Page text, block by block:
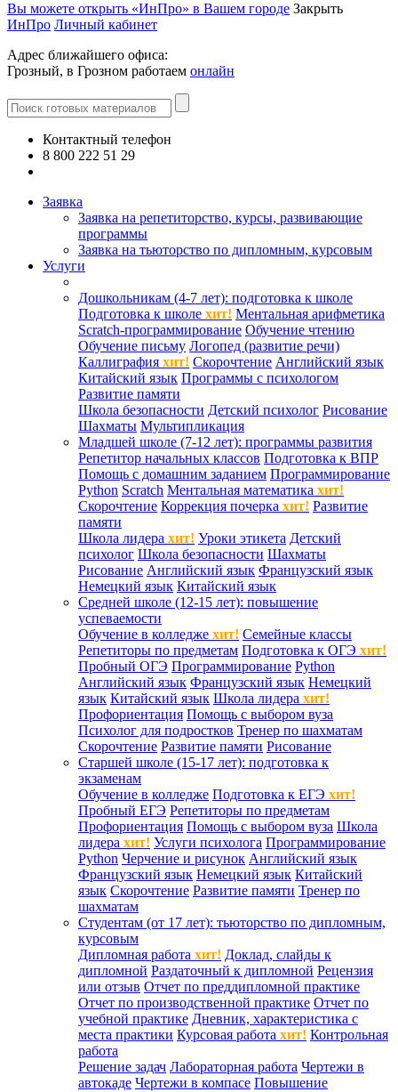
Вы можете открыть «ИнПро» в Вашем городе Закрыть
ИнПро Личный кабинет
Адрес ближайшего офиса:
Грозный, в Грозном работаем онлайн
Контактный телефон
8 800 222 51 29
Заявка
Заявка на репетиторство, курсы, развивающие
программы
Заявка на тьюторство по дипломным, курсовым
Услуги
Дошкольникам (4-7 лет): подготовка к школе
Подготовка к школе хит! Ментальная арифметика
Scratch-программирование Обучение чтению
Обучение письму Логопед (развитие речи)
Каллиграфия хит! Скорочтение Английский язык
Китайский язык Программы с психологом
Развитие памяти
Школа безопасности Детский психолог Рисование
Шахматы Мультипликация
Младшей школе (7-12 лет): программы развития
Репетитор начальных классов Подготовка к ВПР
Помощь с домашним заданием Программирование
Python Scratch Ментальная математика хит!
Скорочтение Коррекция почерка хит! Развитие
памяти
Школа лидера хит! Уроки этикета Детский
психолог Школа безопасности Шахматы
Рисование Английский язык Французский язык
Немецкий язык Китайский язык
Средней школе (12-15 лет): повышение
успеваемости
Обучение в колледже хит! Семейные классы
Репетиторы по предметам Подготовка к ОГЭ хит!
Пробный ОГЭ Программирование Python
Английский язык Французский язык Немецкий
язык Китайский язык Школа лидера хит!
Профориентация Помощь с выбором вуза
Психолог для подростков Тренер по шахматам
Скорочтение Развитие памяти Рисование
Старшей школе (15-17 лет): подготовка к
экзаменам
Обучение в колледже Подготовка к ЕГЭ хит!
Пробный ЕГЭ Репетиторы по предметам
Профориентация Помощь с выбором вуза Школа
лидера хит! Услуги психолога Программирование
Python Черчение и рисунок Английский язык
Французский язык Немецкий язык Китайский
язык Скорочтение Развитие памяти Тренер по
шахматам
Студентам (от 17 лет): тьюторство по дипломным,
курсовым
Дипломная работа хит! Доклад, слайды к
дипломной Раздаточный к дипломной Рецензия
или отзыв Отчет по преддипломной практике
Отчет по производственной практике Отчет по
учебной практике Дневник, характеристика с
места практики Курсовая работа хит! Контрольная
работа
Решение задач Лабораторная работа Чертежи в
автокаде Чертежи в компасе Повышение